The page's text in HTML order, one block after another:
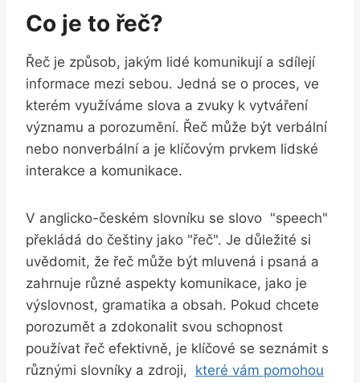
Co ‍je ⁤to⁣ řeč?
Řeč‌ je způsob, jakým lidé komunikují a sdílejí
informace mezi sebou. Jedná se o proces, ​ve
kterém‍ využíváme slova a zvuky k ⁣vytváření ​
významu a porozumění. Řeč ⁤může být verbální
nebo nonverbální ⁣a je klíčovým ‍prvkem lidské
interakce a komunikace.
V ⁤anglicko-českém slovníku se ‍slovo ​ "speech"
překládá ​do ⁢češtiny jako "řeč". Je důležité‌ si
uvědomit, ‌že ⁤řeč může být⁤ mluvená i psaná a⁢
zahrnuje různé ‌aspekty ⁣komunikace, jako ⁣je ​
výslovnost, gramatika a obsah. Pokud chcete
porozumět⁣ a zdokonalit svou‌ schopnost
používat řeč efektivně, je klíčové se‌ seznámit s
různými slovníky a zdroji, ⁣ které vám pomohou